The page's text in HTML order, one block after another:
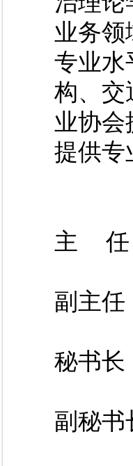
业务领
专业水
构、交
业协会
提供专
主
副主
秘书
副秘